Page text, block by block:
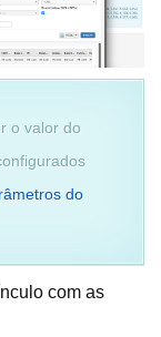
o valor do
do
com as